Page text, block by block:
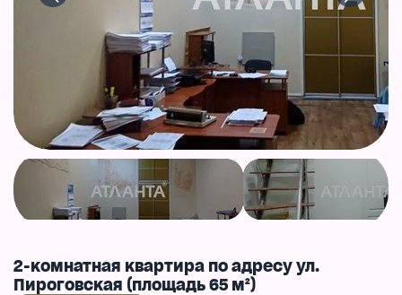
2-комнатная квартира по адресу ул.
Пироговская (площадь 65 м²)